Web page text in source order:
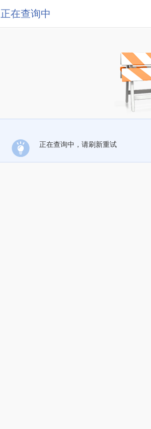
正在查询中
正在查询中，请刷新重试